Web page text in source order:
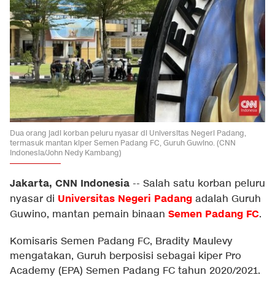
Dua orang jadi korban peluru nyasar di Universitas Negeri Padang,
termasuk mantan kiper Semen Padang FC, Guruh Guwino. (CNN
Indonesia/John Nedy Kambang)
Jakarta, CNN Indonesia -- Salah satu korban peluru
nyasar di Universitas Negeri Padang adalah Guruh
Guwino, mantan pemain binaan Semen Padang FC.
Komisaris Semen Padang FC, Bradity Maulevy
mengatakan, Guruh berposisi sebagai kiper Pro
Academy (EPA) Semen Padang FC tahun 2020/2021.